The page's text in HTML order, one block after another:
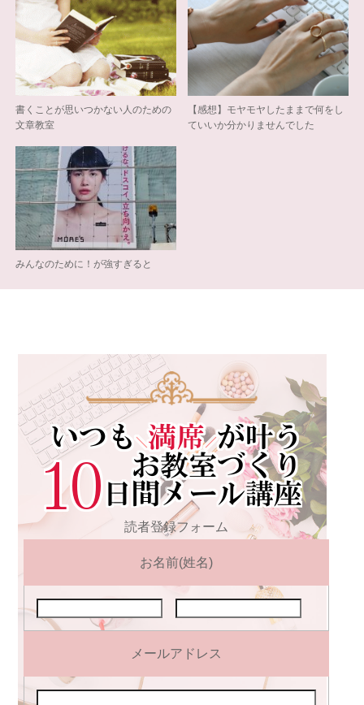
書くことが思いつかない人のための
文章教室
【感想】モヤモヤしたままで何をし
ていいか分かりませんでした
みんなのために！が強すぎると
読者登録フォーム
お名前(姓名)
メールアドレス